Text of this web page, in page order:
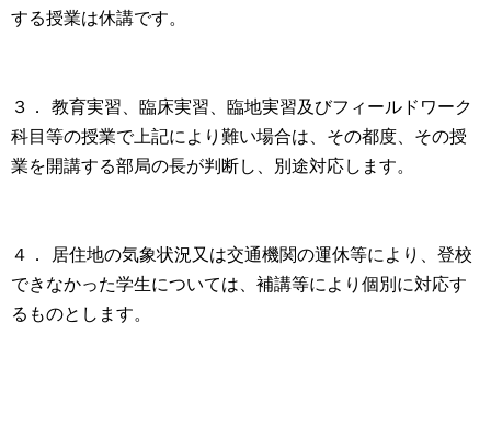
する授業は休講です。
３． 教育実習、臨床実習、臨地実習及びフィールドワーク
科目等の授業で上記により難い場合は、その都度、その授
業を開講する部局の長が判断し、別途対応します。
４． 居住地の気象状況又は交通機関の運休等により、登校
できなかった学生については、補講等により個別に対応す
るものとします。